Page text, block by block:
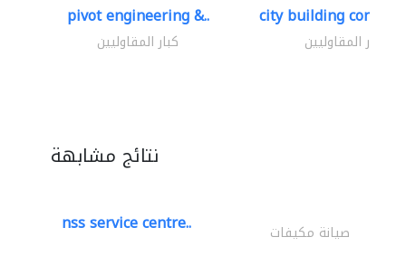
pivot engineering &..
كبار المقاوليين
city building
كبار المقاوليين
نتائج مشابهة
nss service centre.. صيانة مكيفات